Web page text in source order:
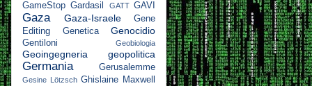
GameStop Gardasil GATT GAVI
Gaza Gaza-Israele
Gene
Editing
Genetica Genocidio
Gentiloni Geobiologia
Geoingegneria geopolitica
Germania Gerusalemme
Gesine Lötzsch Ghislaine Maxwell